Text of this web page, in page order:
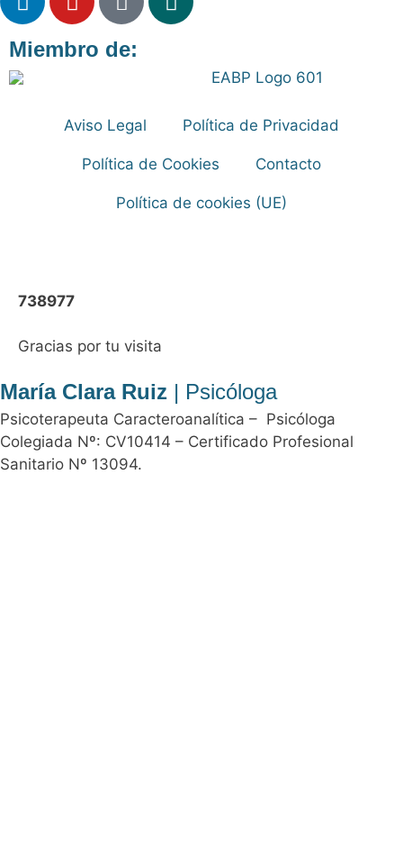
Miembro de:
Aviso Legal Política de Privacidad
Política de Cookies Contacto
Política de cookies (UE)
738977
Gracias por tu visita
María Clara Ruiz | Psicóloga
Psicoterapeuta Caracteroanalítica – Psicóloga
Colegiada Nº: CV10414 – Certificado Profesional
Sanitario Nº 13094.